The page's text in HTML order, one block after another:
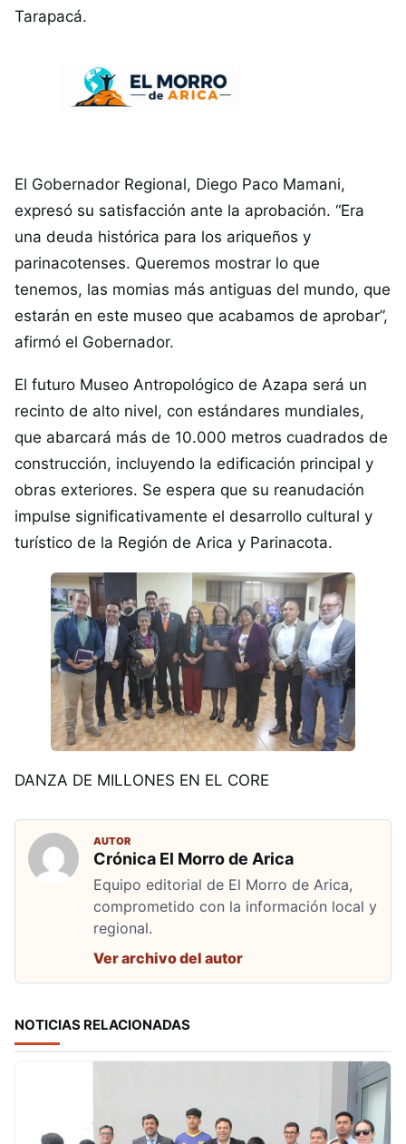
Tarapacá.
El Gobernador Regional, Diego Paco Mamani,
expresó su satisfacción ante la aprobación. “Era
una deuda histórica para los ariqueños y
parinacotenses. Queremos mostrar lo que
tenemos, las momias más antiguas del mundo, que
estarán en este museo que acabamos de aprobar”,
afirmó el Gobernador.
El futuro Museo Antropológico de Azapa será un
recinto de alto nivel, con estándares mundiales,
que abarcará más de 10.000 metros cuadrados de
construcción, incluyendo la edificación principal y
obras exteriores. Se espera que su reanudación
impulse significativamente el desarrollo cultural y
turístico de la Región de Arica y Parinacota.
DANZA DE MILLONES EN EL CORE
AUTOR
Crónica El Morro de Arica
Equipo editorial de El Morro de Arica,
comprometido con la información local y
regional.
Ver archivo del autor
NOTICIAS RELACIONADAS